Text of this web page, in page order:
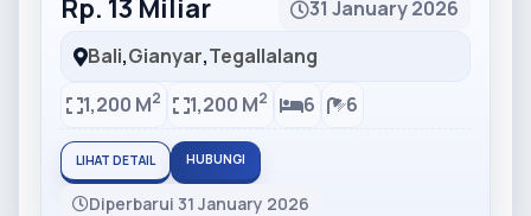
Rp. 13 Miliar
31 January 2026
Bali,Gianyar,Tegallalang
1,200 M2 1,200 M2 6 6
LIHAT DETAIL HUBUNGI
Diperbarui 31 January 2026